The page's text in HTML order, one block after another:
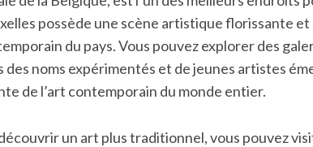
possède une scène artistique florissante
du pays. Vous pouvez explorer des
des noms expérimentés et de jeunes artistes
de l’art contemporain du monde entier.
un art plus traditionnel, vous pouvez